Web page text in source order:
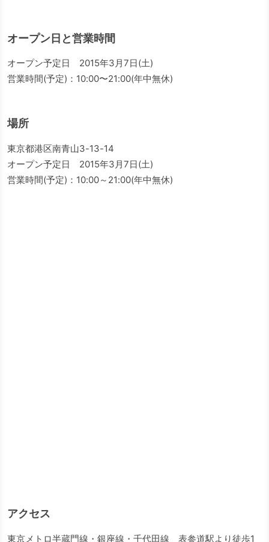
オープン日と営業時間
オープン予定日 2015年3月7日(土)
営業時間(予定)：10:00〜21:00(年中無休)
場所
東京都港区南青山3-13-14
オープン予定日 2015年3月7日(土)
営業時間(予定)：10:00～21:00(年中無休)
アクセス
東京メトロ半蔵門線・銀座線・千代田線 表参道駅より徒歩1